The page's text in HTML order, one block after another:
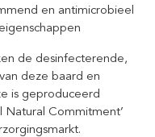
en antimicrobieel
de desinfecterende,
deze baard en
is geproduceerd
Natural Commitment’